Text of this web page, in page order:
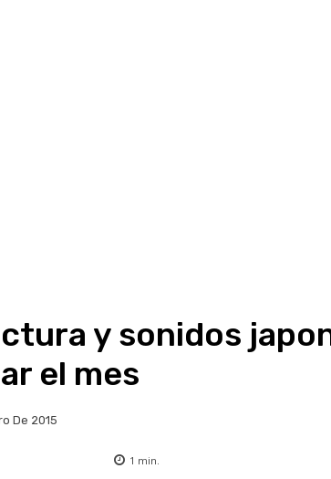
y sonidos
el mes
De 2015
1 min.